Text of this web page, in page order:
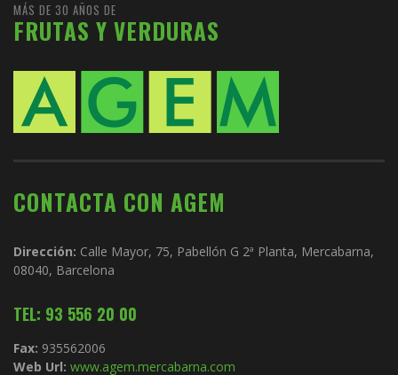
MÁS DE 30 AÑOS DE
FRUTAS Y VERDURAS
CONTACTA CON AGEM
Dirección: Calle Mayor, 75, Pabellón G 2ª Planta, Mercabarna,
08040, Barcelona
TEL: 93 556 20 00
Fax: 935562006
Web Url: www.agem.mercabarna.com